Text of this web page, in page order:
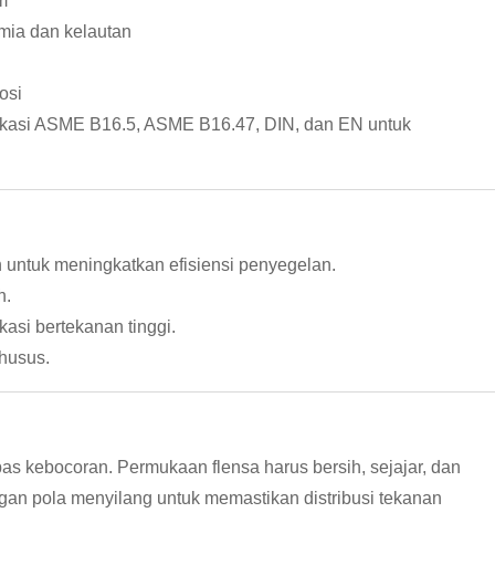
dan kelautan
ASME B16.5, ASME B16.47, DIN, dan EN untuk
meningkatkan efisiensi penyegelan.
bertekanan tinggi.
kebocoran. Permukaan flensa harus bersih, sejajar, dan
pola menyilang untuk memastikan distribusi tekanan